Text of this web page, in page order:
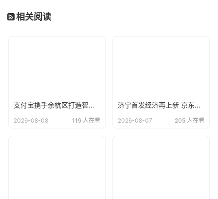
相关阅读
支付宝携手余杭区打造智慧阳光校餐系统，让每一笔校园餐费“晒在阳光下
2026-08-08 119 人在看
济宁首发经济再上新 京东电器自营大店开业
2026-08-07 205 人在看